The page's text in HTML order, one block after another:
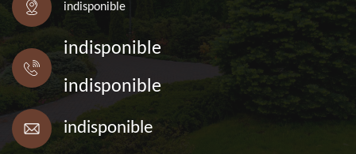
indisponible
indisponible
indisponible
indisponible